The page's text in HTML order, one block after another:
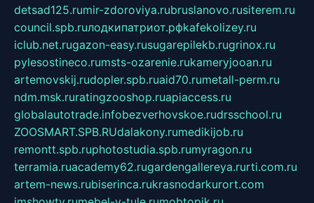
detsad125.rumir-zdoroviya.rubruslanovo.rusiterem.ru
council.spb.ruлодкипатриот.рфkafekolizey.ru
iclub.net.rugazon-easy.rusugarepilekb.rugrinox.ru
pylesostineco.rumsts-ozarenie.rukameryjooan.ru
artemovskij.rudopler.spb.ruaid70.rumetall-perm.ru
ndm.msk.ruratingzooshop.ruapiaccess.ru
globalautotrade.infobezverhovskoe.rudrsschool.ru
ZOOSMART.SPB.RUdalakony.rumedikijob.ru
remontt.spb.ruphotostudia.spb.rumyragon.ru
terramia.ruacademy62.rugardengallereya.rurti.com.ru
artem-news.rubiserinca.rukrasnodarkurort.com